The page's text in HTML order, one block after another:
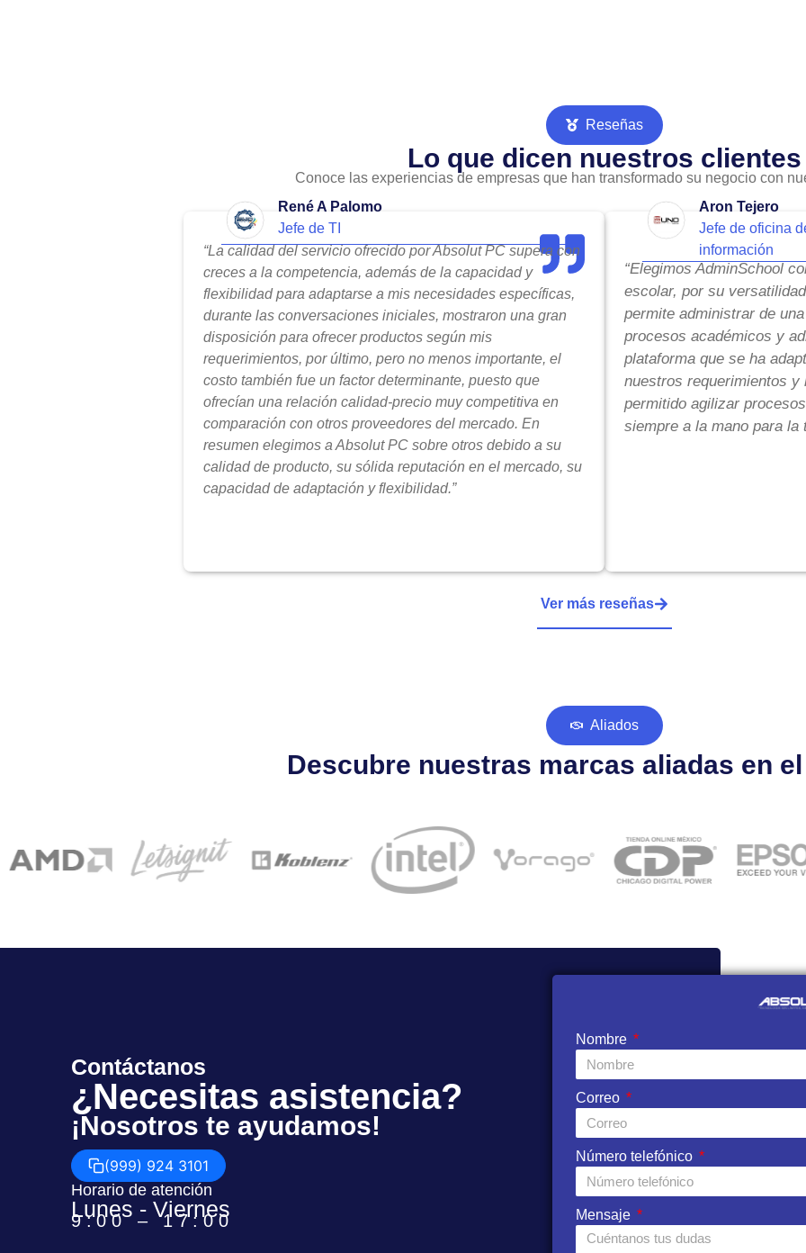
Reseñas
Lo que dicen nuestros clientes
Conoce las experiencias de empresas que han transformado su negocio con
René A Palomo
Jefe de TI
“La calidad del servicio ofrecido por Absolut PC supera con
creces a la competencia, además de la capacidad y
flexibilidad para adaptarse a mis necesidades específicas,
durante las conversaciones iniciales, mostraron una gran
disposición para ofrecer productos según mis
requerimientos, por último, pero no menos importante, el
costo también fue un factor determinante, puesto que
ofrecían una relación calidad-precio muy competitiva en
comparación con otros proveedores del mercado. En
resumen elegimos a Absolut PC sobre otros debido a su
calidad de producto, su sólida reputación en el mercado, su
capacidad de adaptación y flexibilidad.”
Aron Tejero
Jefe de oficina
información
“Elegimos AdminSchool
escolar, por su
permite administrar de
procesos académicos y
plataforma que se ha
nuestros requerimientos y
permitido agilizar
siempre a la mano para la
Ver más reseñas
Aliados
Descubre nuestras marcas aliadas en
Nombre
Correo
Número telefónico
Mensaje
Contáctanos
¿Necesitas asistencia?
¡Nosotros te ayudamos!
(999) 924 3101
Horario de atención
Lunes - Viernes
9:00 – 17:00